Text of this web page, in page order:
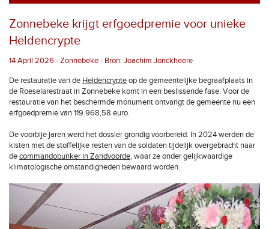
Zonnebeke krijgt erfgoedpremie voor unieke
Heldencrypte
14 April 2026 - Zonnebeke - Bron: Joachim Jonckheere
De restauratie van de Heldencrypteop de gemeentelijke begraafplaats in
de Roeselarestraat in Zonnebeke komt in een beslissende fase. Voor de
restauratie van het beschermde monument ontvangt de gemeente nu een
erfgoedpremie van 119.968,58 euro.
De voorbije jaren werd het dossier grondig voorbereid. In 2024 werden de
kisten met de stoffelijke resten van de soldaten tijdelijk overgebracht naar
decommandobunker in Zandvoorde, waar ze onder gelijkwaardige
klimatologische omstandigheden bewaard worden.